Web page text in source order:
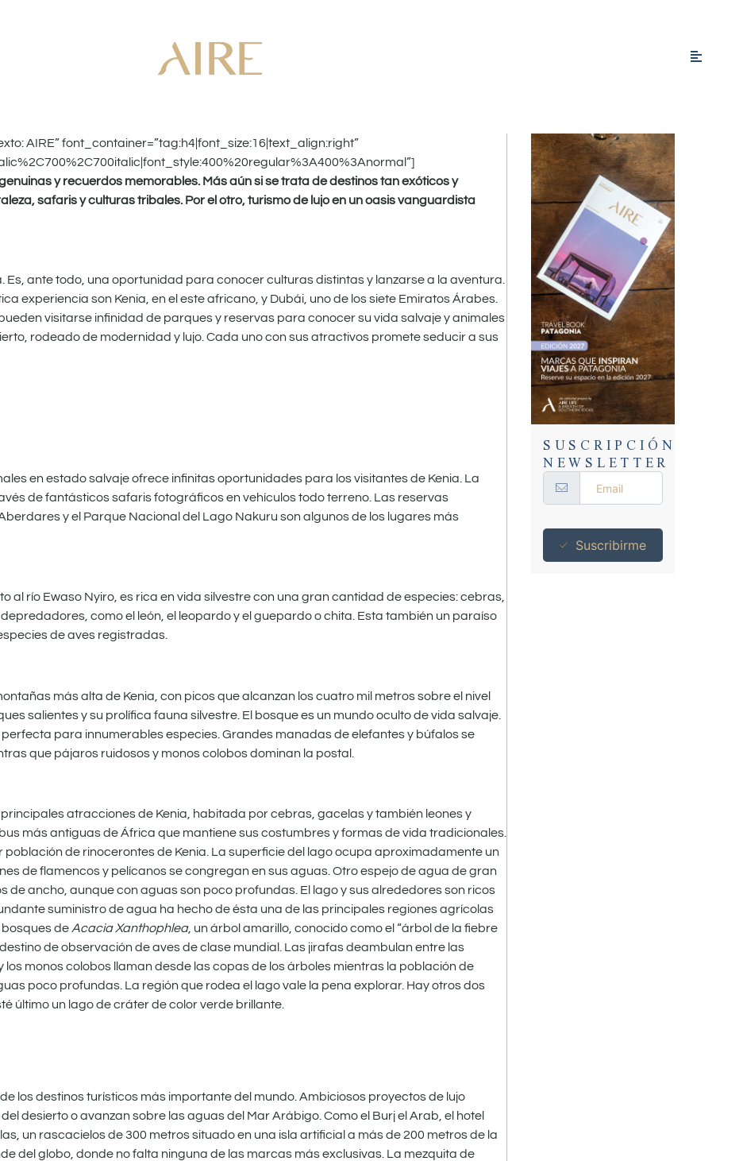
AIRE” font_container=”tag:h4|font_size:16|text_align:right”
y recuerdos memorables. Más aún si se trata de destinos tan exóticos y
safaris y culturas tribales. Por el otro, turismo de lujo en un oasis vanguardista
Es, ante todo, una oportunidad para conocer culturas distintas y lanzarse a la aventura.
experiencia son Kenia, en el este africano, y Dubái, uno de los siete Emiratos Árabes.
visitarse infinidad de parques y reservas para conocer su vida salvaje y animales
rodeado de modernidad y lujo. Cada uno con sus atractivos promete seducir a sus
en estado salvaje ofrece infinitas oportunidades para los visitantes de Kenia. La
de fantásticos safaris fotográficos en vehículos todo terreno. Las reservas
y el Parque Nacional del Lago Nakuru son algunos de los lugares más
al río Ewaso Nyiro, es rica en vida silvestre con una gran cantidad de especies: cebras,
como el león, el leopardo y el guepardo o chita. Esta también un paraíso
de aves registradas.
más alta de Kenia, con picos que alcanzan los cuatro mil metros sobre el nivel
salientes y su prolífica fauna silvestre. El bosque es un mundo oculto de vida salvaje.
para innumerables especies. Grandes manadas de elefantes y búfalos se
que pájaros ruidosos y monos colobos dominan la postal.
atracciones de Kenia, habitada por cebras, gacelas y también leones y
más antiguas de África que mantiene sus costumbres y formas de vida tradicionales.
de rinocerontes de Kenia. La superficie del lago ocupa aproximadamente un
de flamencos y pelícanos se congregan en sus aguas. Otro espejo de agua de gran
de ancho, aunque con aguas son poco profundas. El lago y sus alrededores son ricos
suministro de agua ha hecho de ésta una de las principales regiones agrícolas
deAcacia Xanthophlea, un árbol amarillo, conocido como el “árbol de la fiebre
de observación de aves de clase mundial. Las jirafas deambulan entre las
monos colobos llaman desde las copas de los árboles mientras la población de
poco profundas. La región que rodea el lago vale la pena explorar. Hay otros dos
último un lago de cráter de color verde brillante.
los destinos turísticos más importante del mundo. Ambiciosos proyectos de lujo
desierto o avanzan sobre las aguas del Mar Arábigo. Como el Burj el Arab, el hotel
un rascacielos de 300 metros situado en una isla artificial a más de 200 metros de la
del globo, donde no falta ninguna de las marcas más exclusivas. La mezquita de
SUSCRIPCIÓN
NEWSLETTER
Suscribirme